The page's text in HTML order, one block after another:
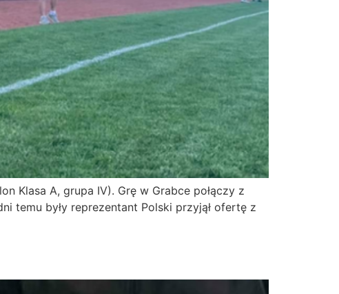
Klasa A, grupa IV). Grę w Grabce połączy z
temu były reprezentant Polski przyjął ofertę z